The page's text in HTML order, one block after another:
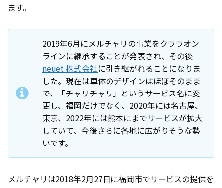
ます。
2019年6月にメルチャリの事業をクララオン
ラインに継承することが発表され、その後
neuet 株式会社に引き継がれることになりま
した。現在は車体のデザインはほぼそのまま
で、「チャリチャリ」というサービス名に変
更し、福岡だけでなく、2020年には名古屋、
東京、2022年には熊本にまでサービスが拡大
していて、今後さらに各地に広がりそうな勢
いです。
メルチャリは2018年2月27日に福岡市でサービスの提供を